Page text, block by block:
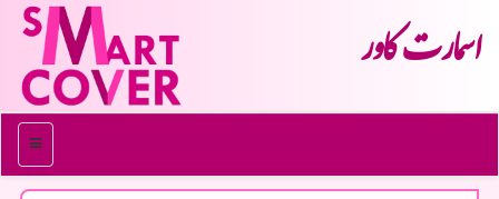
اسمارت كاور
منو